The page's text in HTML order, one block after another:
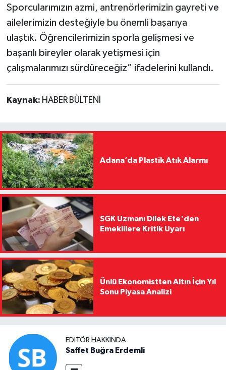
Sporcularımızın azmi, antrenörlerimizin gayreti ve
ailelerimizin desteğiyle bu önemli başarıya
ulaştık. Öğrencilerimizin sporla gelişmesi ve
başarılı bireyler olarak yetişmesi için
çalışmalarımızı sürdüreceğiz” ifadelerini kullandı.
Kaynak: HABER BÜLTENİ
Adana’da Plastik Atık Alarmı
SGK Uzmanı Dilek Ete'den
Emeklilere Kritik Uyarı
Ünlü Ekonomistten Altın İçin Yıl
Sonu Piyasa Analizi
EDITÖR HAKKINDA
Saffet Buğra Erdemli